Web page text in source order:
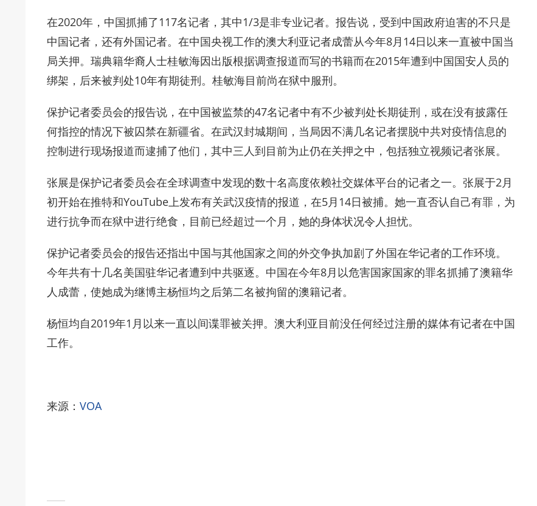
在2020年，中国抓捕了117名记者，其中1/3是非专业记者。报告说，受到中国政府迫害的不只是
中国记者，还有外国记者。在中国央视工作的澳大利亚记者成蕾从今年8月14日以来一直被中国当
局关押。瑞典籍华裔人士桂敏海因出版根据调查报道而写的书籍而在2015年遭到中国国安人员的
绑架，后来被判处10年有期徒刑。桂敏海目前尚在狱中服刑。
保护记者委员会的报告说，在中国被监禁的47名记者中有不少被判处长期徒刑，或在没有披露任
何指控的情况下被囚禁在新疆省。在武汉封城期间，当局因不满几名记者摆脱中共对疫情信息的
控制进行现场报道而逮捕了他们，其中三人到目前为止仍在关押之中，包括独立视频记者张展。
张展是保护记者委员会在全球调查中发现的数十名高度依赖社交媒体平台的记者之一。张展于2月
初开始在推特和YouTube上发布有关武汉疫情的报道，在5月14日被捕。她一直否认自己有罪，为
进行抗争而在狱中进行绝食，目前已经超过一个月，她的身体状况令人担忧。
保护记者委员会的报告还指出中国与其他国家之间的外交争执加剧了外国在华记者的工作环境。
今年共有十几名美国驻华记者遭到中共驱逐。中国在今年8月以危害国家国家的罪名抓捕了澳籍华
人成蕾，使她成为继博主杨恒均之后第二名被拘留的澳籍记者。
杨恒均自2019年1月以来一直以间谍罪被关押。澳大利亚目前没任何经过注册的媒体有记者在中国
工作。
来源： VOA